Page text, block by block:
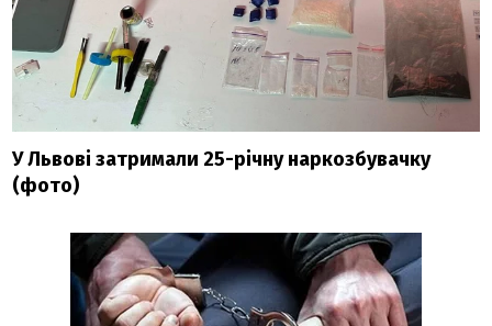
У Львові затримали 25-річну наркозбувачку
(фото)